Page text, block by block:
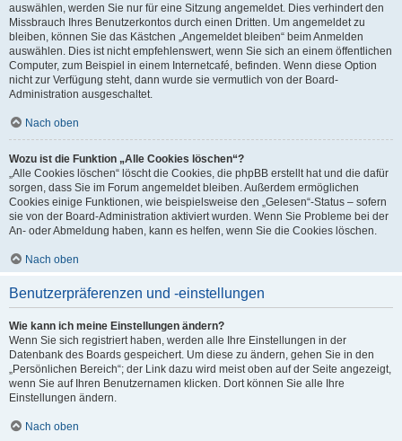
auswählen, werden Sie nur für eine Sitzung angemeldet. Dies verhindert den
Missbrauch Ihres Benutzerkontos durch einen Dritten. Um angemeldet zu
bleiben, können Sie das Kästchen „Angemeldet bleiben“ beim Anmelden
auswählen. Dies ist nicht empfehlenswert, wenn Sie sich an einem öffentlichen
Computer, zum Beispiel in einem Internetcafé, befinden. Wenn diese Option
nicht zur Verfügung steht, dann wurde sie vermutlich von der Board-
Administration ausgeschaltet.
Nach oben
Wozu ist die Funktion „Alle Cookies löschen“?
„Alle Cookies löschen“ löscht die Cookies, die phpBB erstellt hat und die dafür
sorgen, dass Sie im Forum angemeldet bleiben. Außerdem ermöglichen
Cookies einige Funktionen, wie beispielsweise den „Gelesen“-Status – sofern
sie von der Board-Administration aktiviert wurden. Wenn Sie Probleme bei der
An- oder Abmeldung haben, kann es helfen, wenn Sie die Cookies löschen.
Nach oben
Benutzerpräferenzen und -einstellungen
Wie kann ich meine Einstellungen ändern?
Wenn Sie sich registriert haben, werden alle Ihre Einstellungen in der
Datenbank des Boards gespeichert. Um diese zu ändern, gehen Sie in den
„Persönlichen Bereich“; der Link dazu wird meist oben auf der Seite angezeigt,
wenn Sie auf Ihren Benutzernamen klicken. Dort können Sie alle Ihre
Einstellungen ändern.
Nach oben